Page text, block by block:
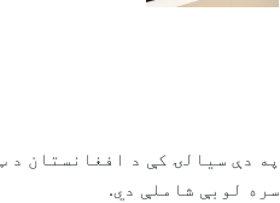
په دې سیالۍ کې د افغانستان
سره لوبې شاملې دي.